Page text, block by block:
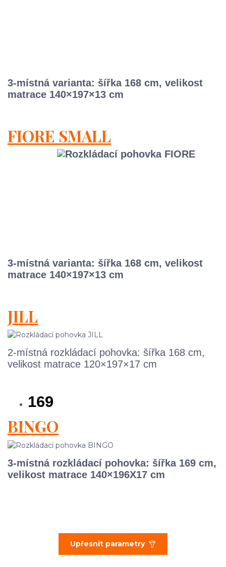
3-místná varianta: šířka 168 cm, velikost
matrace 140×197×13 cm
FIORE SMALL
3-místná varianta: šířka 168 cm, velikost
matrace 140×197×13 cm
JILL
2-místná rozkládací pohovka: šířka 168 cm,
velikost matrace 120×197×17 cm
169
BINGO
3-místná rozkládací pohovka: šířka 169 cm,
velikost matrace 140×196X17 cm
Upřesnit parametry